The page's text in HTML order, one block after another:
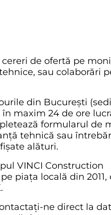
de ofertă pe
sau colaborări
din București
maxim 24 de ore
formularul de
tehnică sau
alături.
VINCI Construction
piața locală din 2011,
ne direct la